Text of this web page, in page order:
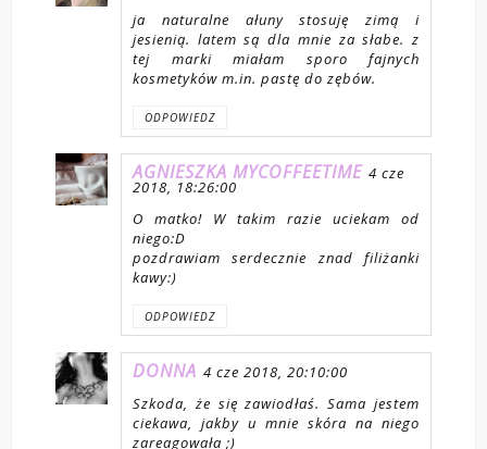
ja naturalne ałuny stosuję zimą i
jesienią. latem są dla mnie za słabe. z
tej marki miałam sporo fajnych
kosmetyków m.in. pastę do zębów.
ODPOWIEDZ
AGNIESZKA MYCOFFEETIME 4 cze
2018, 18:26:00
O matko! W takim razie uciekam od
niego:D
pozdrawiam serdecznie znad filiżanki
kawy:)
ODPOWIEDZ
DONNA 4 cze 2018, 20:10:00
Szkoda, że się zawiodłaś. Sama jestem
ciekawa, jakby u mnie skóra na niego
zareagowała ;)